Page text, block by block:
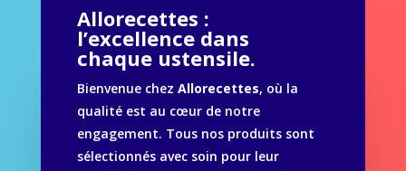
Allorecettes :
l’excellence dans
chaque ustensile.
Bienvenue chez Allorecettes, où la
qualité est au cœur de notre
engagement. Tous nos produits sont
sélectionnés avec soin pour leur